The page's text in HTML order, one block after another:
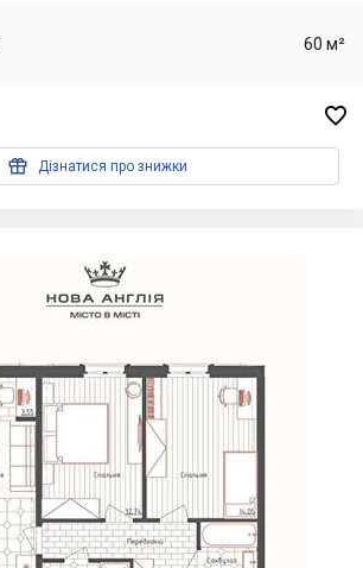
60 м²

 Дізнатися про знижки